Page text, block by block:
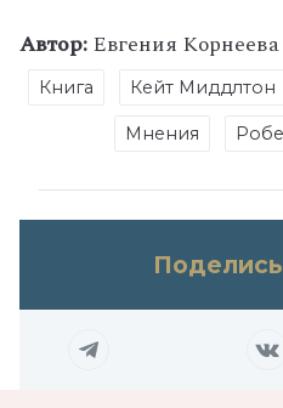
Автор:Евгения Корнеева
Книга Кейт Миддлтон
Мнения